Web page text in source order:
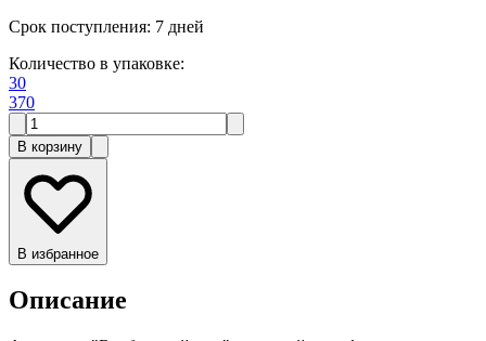
Срок поступления: 7 дней
Количество в упаковке:
30
370
В корзину
В избранное
Описание